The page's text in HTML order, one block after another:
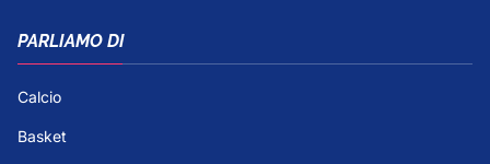
PARLIAMO DI
Calcio
Basket